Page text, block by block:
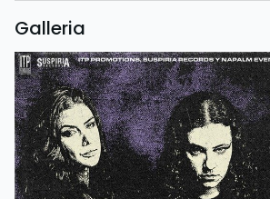
Galleria